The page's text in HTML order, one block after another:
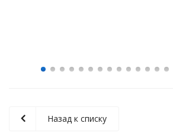
Назад к списку